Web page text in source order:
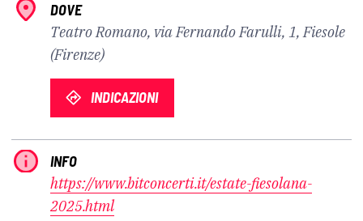
DOVE
Teatro Romano, via Fernando Farulli, 1, Fiesole
(Firenze)
INDICAZIONI
INFO
https://www.bitconcerti.it/estate-fiesolana-
2025.html